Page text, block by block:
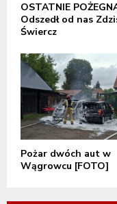
OSTATNIE
Odszedł od nas
Świercz
Pożar dwóch aut w
Wągrowcu [FOTO]